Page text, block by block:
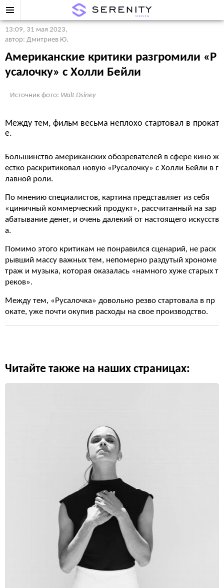
13:09, 31 мая 2023,
автор: Дмитриев Ю.
Американские критики разгромили «Р
усалочку» с Холли Бейли
Источник фото: Walt Dsiney
Между тем, фильм весьма неплохо стартовал в прокат
е.
Большинство американских обозревателей в сфере кино ж
естко раскритиковал новую «Русалочку» с Холли Бейли в г
лавной роли.
По мнению специалистов, картина представляет из себя
«циничный коммерческий продукт», рассчитанный на зар
абатывание денег, и очень далекий от настоящего искусств
а.
Помимо этого критикам не понравился сценарий, не раск
рывший массу важных тем, непомерно раздутый хрономе
траж и музыка, которая оказалась «намного хуже старых т
реков».
Между тем, «Русалочка» довольно резво стартовала в пр
окате, уже почти окупив расходы на свое производство.
Читайте также на наших страницах: